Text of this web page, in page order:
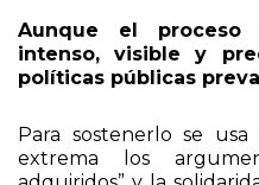
Aunque el proceso
intenso, visible y
Para sostenerlo se